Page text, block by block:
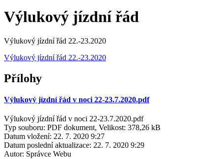
Výlukový jízdní řád
Výlukový jízdní řád 22.-23.2020
Výlukový jízdní řád 22.-23.2020
Přílohy
Výlukový jízdní řád v noci 22-23.7.2020.pdf
Výlukový jízdní řád v noci 22-23.7.2020.pdf
Typ souboru: PDF dokument, Velikost: 378,26 kB
Datum vložení: 22. 7. 2020 9:27
Datum poslední aktualizace: 22. 7. 2020 9:29
Autor: Správce Webu